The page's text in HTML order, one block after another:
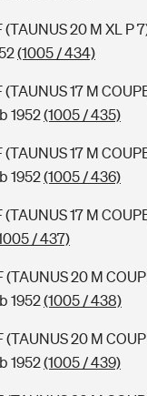
(TAUNUS 20 M XL P
(1005 / 434)
(TAUNUS 17 M
1952(1005 / 435)
(TAUNUS 17 M
1952(1005 / 436)
17 M
/ 437)
(TAUNUS 20 M
1952(1005 / 438)
(TAUNUS 20 M
1952(1005 / 439)